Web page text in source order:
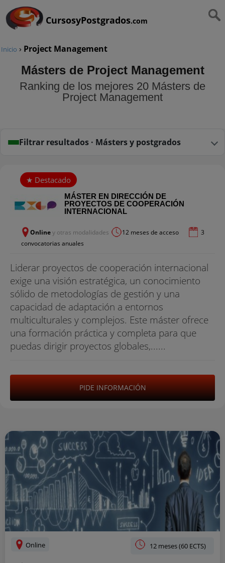
CursosyPostgrados.com
Inicio › Project Management
Másters de Project Management
Ranking de los mejores 20 Másters de
Project Management
Filtrar resultados · Másters y postgrados
MÁSTER EN DIRECCIÓN DE
PROYECTOS DE COOPERACIÓN
INTERNACIONAL
Onliney otras modalidades 12 meses de acceso
3
convocatorias anuales
Liderar proyectos de cooperación internacional
exige una visión estratégica, un conocimiento
sólido de metodologías de gestión y una
capacidad de adaptación a entornos
multiculturales y complejos. Este máster ofrece
una formación práctica y completa para que
puedas dirigir proyectos globales,......
PIDE INFORMACIÓN
Online 12 meses (60 ECTS)